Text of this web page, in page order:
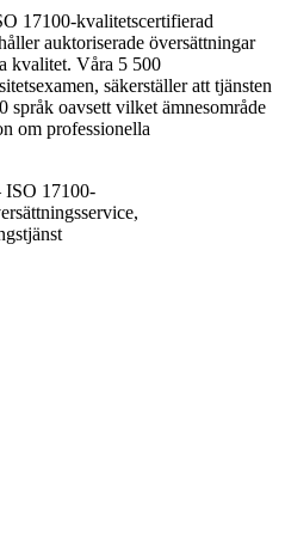
17100-kvalitetscertifierad
auktoriserade översättningar
kvalitet. Våra 5 500
säkerställer att tjänsten
oavsett vilket ämnesområde
om professionella
17100-